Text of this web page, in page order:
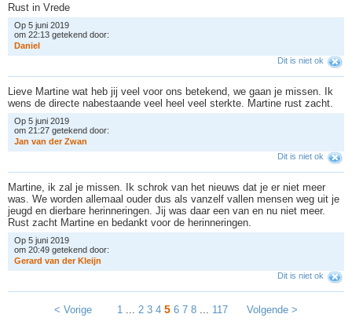
Rust in Vrede
Op 5 juni 2019
om 22:13 getekend door:
Daniel
Dit is niet ok
Lieve Martine wat heb jij veel voor ons betekend, we gaan je missen. Ik
wens de directe nabestaande veel heel veel sterkte. Martine rust zacht.
Op 5 juni 2019
om 21:27 getekend door:
Jan van der Zwan
Dit is niet ok
Martine, ik zal je missen. Ik schrok van het nieuws dat je er niet meer
was. We worden allemaal ouder dus als vanzelf vallen mensen weg uit je
jeugd en dierbare herinneringen. Jij was daar een van en nu niet meer.
Rust zacht Martine en bedankt voor de herinneringen.
Op 5 juni 2019
om 20:49 getekend door:
Gerard van der Kleijn
Dit is niet ok
< Vorige 1 2 3 4 5 6 7 8 117 Volgende >